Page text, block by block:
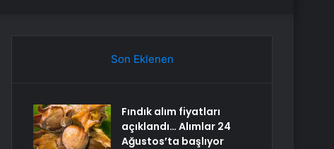
Son Eklenen
Fındık alım fiyatları
açıklandı… Alımlar 24
Ağustos’ta başlıyor